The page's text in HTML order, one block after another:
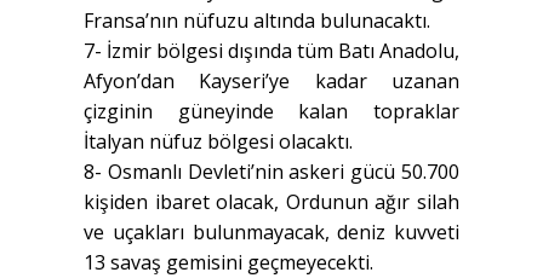
Fransa’nın nüfuzu altında bulunacaktı.
7- İzmir bölgesi dışında tüm Batı Anadolu,
Afyon’dan Kayseri’ye kadar uzanan
çizginin güneyinde kalan topraklar
İtalyan nüfuz bölgesi olacaktı.
8- Osmanlı Devleti’nin askeri gücü 50.700
kişiden ibaret olacak, Ordunun ağır silah
ve uçakları bulunmayacak, deniz kuvveti
13 savaş gemisini geçmeyecekti.